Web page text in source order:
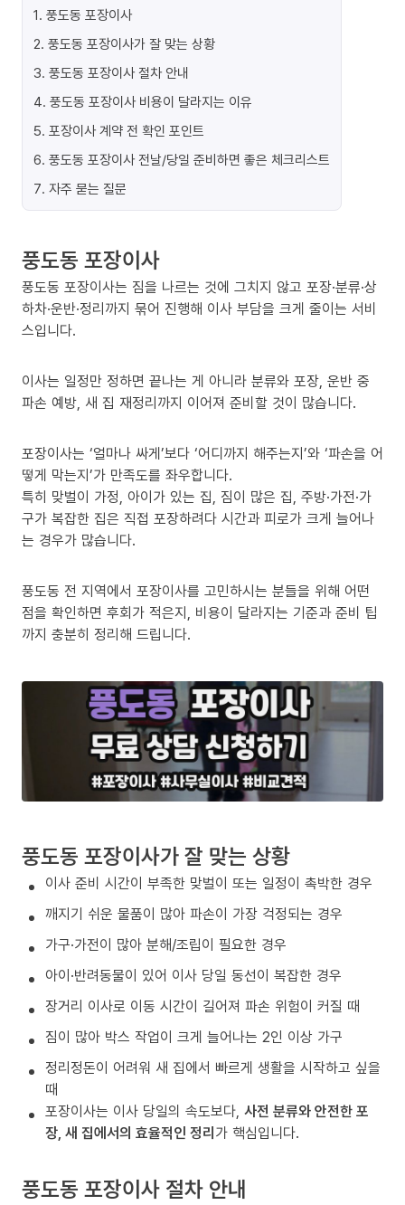
1. 풍도동 포장이사
2. 풍도동 포장이사가 잘 맞는 상황
3. 풍도동 포장이사 절차 안내
4. 풍도동 포장이사 비용이 달라지는 이유
5. 포장이사 계약 전 확인 포인트
6. 풍도동 포장이사 전날/당일 준비하면 좋은 체크리스트
7. 자주 묻는 질문
풍도동 포장이사
풍도동 포장이사는 짐을 나르는 것에 그치지 않고 포장·분류·상
하차·운반·정리까지 묶어 진행해 이사 부담을 크게 줄이는 서비
스입니다.
이사는 일정만 정하면 끝나는 게 아니라 분류와 포장, 운반 중
파손 예방, 새 집 재정리까지 이어져 준비할 것이 많습니다.
포장이사는 ‘얼마나 싸게’보다 ‘어디까지 해주는지’와 ‘파손을 어
떻게 막는지’가 만족도를 좌우합니다.
특히 맞벌이 가정, 아이가 있는 집, 짐이 많은 집, 주방·가전·가
구가 복잡한 집은 직접 포장하려다 시간과 피로가 크게 늘어나
는 경우가 많습니다.
풍도동 전 지역에서 포장이사를 고민하시는 분들을 위해 어떤
점을 확인하면 후회가 적은지, 비용이 달라지는 기준과 준비 팁
까지 충분히 정리해 드립니다.
풍도동 포장이사가 잘 맞는 상황
이사 준비 시간이 부족한 맞벌이 또는 일정이 촉박한 경우
깨지기 쉬운 물품이 많아 파손이 가장 걱정되는 경우
가구·가전이 많아 분해/조립이 필요한 경우
아이·반려동물이 있어 이사 당일 동선이 복잡한 경우
장거리 이사로 이동 시간이 길어져 파손 위험이 커질 때
짐이 많아 박스 작업이 크게 늘어나는 2인 이상 가구
정리정돈이 어려워 새 집에서 빠르게 생활을 시작하고 싶을
때
포장이사는 이사 당일의 속도보다, 사전 분류와 안전한 포
장, 새 집에서의 효율적인 정리가 핵심입니다.
풍도동 포장이사 절차 안내